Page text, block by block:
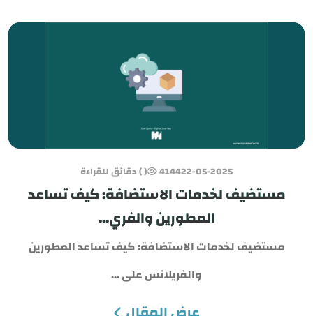
22-05-2025
4144 ( ) دقائق للقراءة
مستضيف لخدمات الاستضافة: كيف تساعد
المطورين والفري...
مستضيف لخدمات الاستضافة: كيف تساعد المطورين
والفريلانس على ...